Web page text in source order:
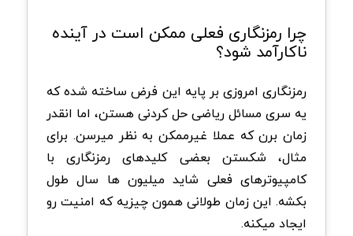
چرا رمزنگاری فعلی ممکن است در آینده
ناکارآمد شود؟
رمزنگاری امروزی بر پایه این فرض ساخته شده که
یه سری مسائل ریاضی حل کردنی هستن، اما انقدر
زمان برن که عملا غیرممکن به نظر میرسن. برای
مثال، شکستن بعضی کلیدهای رمزنگاری با
کامپیوترهای فعلی شاید میلیون ها سال طول
بکشه. این زمان طولانی همون چیزیه که امنیت رو
ایجاد میکنه.